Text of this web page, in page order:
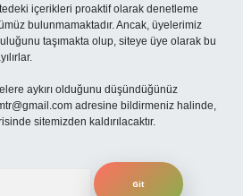
içerikleri proaktif olarak denetleme
bulunmamaktadır. Ancak, üyelerimiz
taşımakta olup, siteye üye olarak bu
aykırı olduğunu düşündüğünüz
adresine bildirmeniz halinde,
sitemizden kaldırılacaktır.